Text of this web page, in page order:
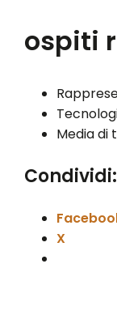
ospiti
Media di
Condividi:
X